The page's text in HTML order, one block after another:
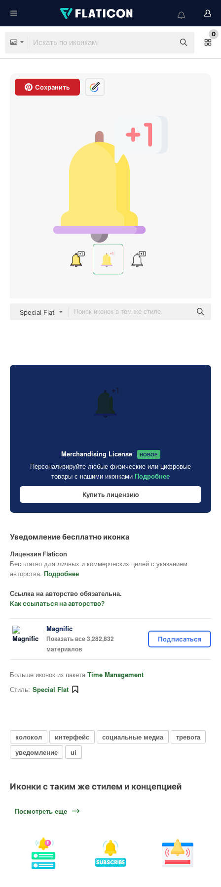
0
Сохранить
Special Flat
Merchandising License НОВОЕ
Персонализируйте любые физические или цифровые
товары с нашими иконками Подробнее
Купить лицензию
Уведомление бесплатно иконка
Лицензия Flaticon
Бесплатно для личных и коммерческих целей с указанием
авторства. Подробнее
Ссылка на авторство обязательна.
Как ссылаться на авторство?
Magnific
Показать все 3,282,832
материалов
Подписаться
Больше иконок из пакета Time Management
Стиль: Special Flat
колокол интерфейс социальные медиа
тревога
уведомление
ui
Иконки с таким же стилем и концепцией
Посмотреть еще